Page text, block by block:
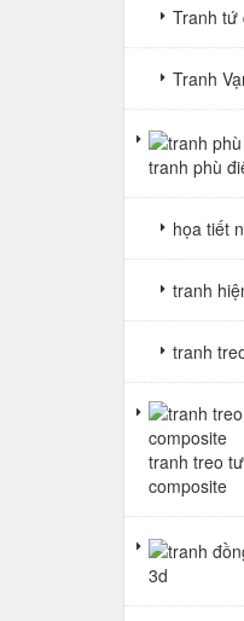
Tranh tứ
Tranh
tranh phù
họa tiết
tranh
tranh
tranh treo
composite
3d